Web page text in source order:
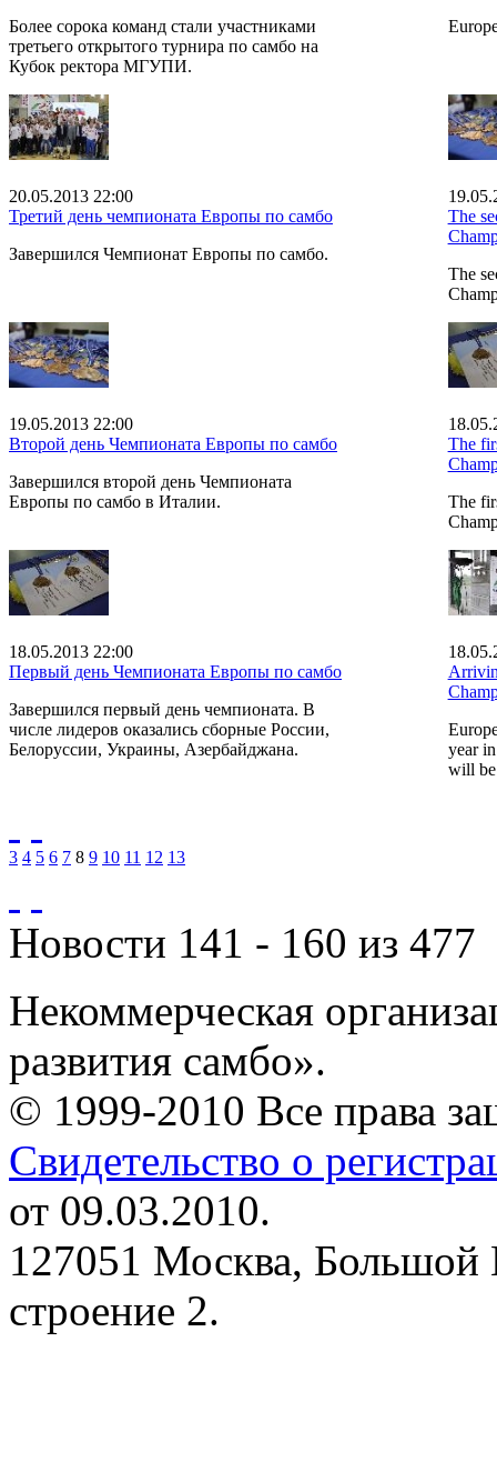
Более сорока команд стали участниками
третьего открытого турнира по самбо на
Кубок ректора МГУПИ.
20.05.2013 22:00
Третий день чемпионата Европы по самбо
Завершился Чемпионат Европы по самбо.
The
The
19.05.2013 22:00
Второй день Чемпионата Европы по самбо
Завершился второй день Чемпионата
Европы по самбо в Италии.
The
The
18.05.2013 22:00
Первый день Чемпионата Европы по самбо
Завершился первый день чемпионата. В
числе лидеров оказались сборные России,
Белоруссии, Украины, Азербайджана.
year
will
3 4 5 6 7 8 9 10 11 12 13
Новости 141 - 160 из 477
Некоммерческая
развития самбо».
© 1999-2010 Все права
Свидетельство о
от 09.03.2010.
127051 Москва, Большой
строение 2.